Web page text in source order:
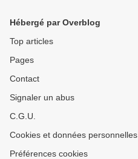
Hébergé par Overblog
Top articles
Pages
Contact
Signaler un abus
C.G.U.
Cookies et données personnelles
Préférences cookies